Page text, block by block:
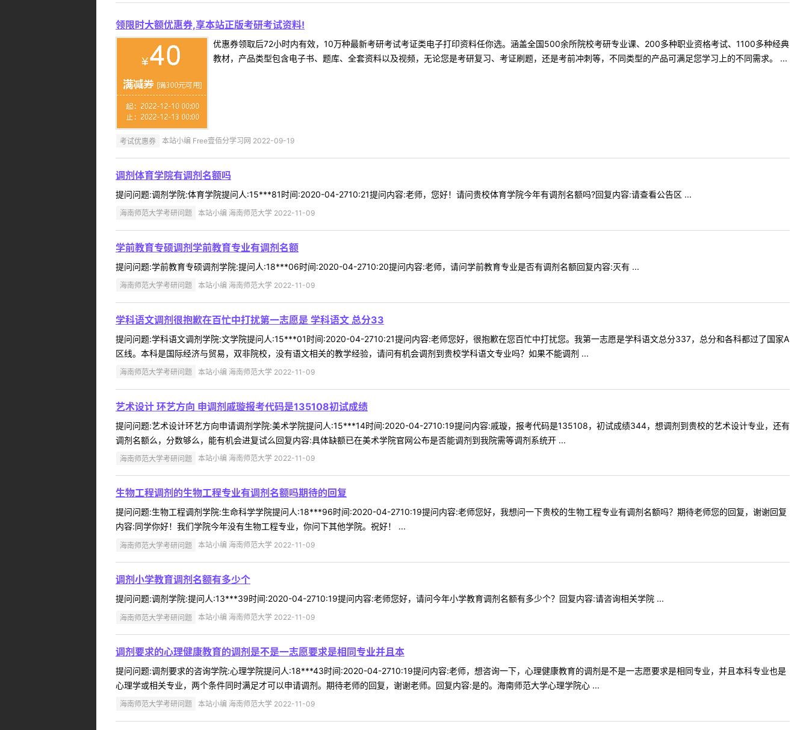
领限时大额优惠券,享本站正版考研考试资料!
优惠券领取后72小时内有效，10万种最新考研考试考证类电子打印资料任你选。涵盖全国500余所院校考研专业课、200多种职业资格考试、1100多种经典
教材，产品类型包含电子书、题库、全套资料以及视频，无论您是考研复习、考证刷题，还是考前冲刺等，不同类型的产品可满足您学习上的不同需求。 ...
考试优惠券 本站小编 Free壹佰分学习网 2022-09-19
调剂体育学院有调剂名额吗
提问问题:调剂学院:体育学院提问人:15***81时间:2020-04-2710:21提问内容:老师，您好！请问贵校体育学院今年有调剂名额吗?回复内容:请查看公告区 ...
海南师范大学考研问题 本站小编 海南师范大学 2022-11-09
学前教育专硕调剂学前教育专业有调剂名额
提问问题:学前教育专硕调剂学院:提问人:18***06时间:2020-04-2710:20提问内容:老师，请问学前教育专业是否有调剂名额回复内容:灭有 ...
海南师范大学考研问题 本站小编 海南师范大学 2022-11-09
学科语文调剂很抱歉在百忙中打扰第一志愿是 学科语文 总分33
提问问题:学科语文调剂学院:文学院提问人:15***01时间:2020-04-2710:21提问内容:老师您好，很抱歉在您百忙中打扰您。我第一志愿是学科语文总分337，总分和各科都过了国家A
区线。本科是国际经济与贸易，双非院校，没有语文相关的教学经验，请问有机会调剂到贵校学科语文专业吗？如果不能调剂 ...
海南师范大学考研问题 本站小编 海南师范大学 2022-11-09
艺术设计 环艺方向 申调剂戚璇报考代码是135108初试成绩
提问问题:艺术设计环艺方向申请调剂学院:美术学院提问人:15***14时间:2020-04-2710:19提问内容:戚璇，报考代码是135108，初试成绩344，想调剂到贵校的艺术设计专业，还有
调剂名额么，分数够么，能有机会进复试么回复内容:具体缺额已在美术学院官网公布是否能调剂到我院需等调剂系统开 ...
海南师范大学考研问题 本站小编 海南师范大学 2022-11-09
生物工程调剂的生物工程专业有调剂名额吗期待的回复
提问问题:生物工程调剂学院:生命科学学院提问人:18***96时间:2020-04-2710:19提问内容:老师您好，我想问一下贵校的生物工程专业有调剂名额吗？期待老师您的回复，谢谢回复
内容:同学你好！我们学院今年没有生物工程专业，你问下其他学院。祝好！ ...
海南师范大学考研问题 本站小编 海南师范大学 2022-11-09
调剂小学教育调剂名额有多少个
提问问题:调剂学院:提问人:13***39时间:2020-04-2710:19提问内容:老师您好，请问今年小学教育调剂名额有多少个？回复内容:请咨询相关学院 ...
海南师范大学考研问题 本站小编 海南师范大学 2022-11-09
调剂要求的心理健康教育的调剂是不是一志愿要求是相同专业并且本
提问问题:调剂要求的咨询学院:心理学院提问人:18***43时间:2020-04-2710:19提问内容:老师，想咨询一下，心理健康教育的调剂是不是一志愿要求是相同专业，并且本科专业也是
心理学或相关专业，两个条件同时满足才可以申请调剂。期待老师的回复，谢谢老师。回复内容:是的。海南师范大学心理学院心 ...
海南师范大学考研问题 本站小编 海南师范大学 2022-11-09